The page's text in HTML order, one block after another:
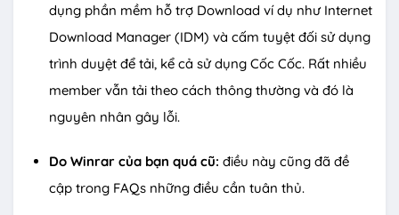
dụng phần mềm hỗ trợ Download ví dụ như Internet
Download Manager (IDM) và cấm tuyệt đối sử dụng
trình duyệt để tải, kể cả sử dụng Cốc Cốc. Rất nhiều
member vẫn tải theo cách thông thường và đó là
nguyên nhân gây lỗi.
Do Winrar của bạn quá cũ: điều này cũng đã đề
cập trong FAQs những điều cần tuân thủ.